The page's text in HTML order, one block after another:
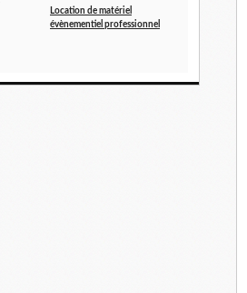
Location de matériel
évènementiel professionnel